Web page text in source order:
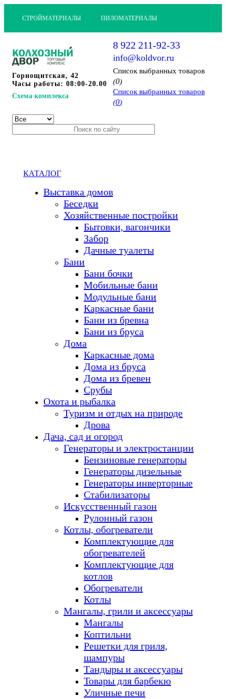
СТРОЙМАТЕРИАЛЫ ПИЛОМАТЕРИАЛЫ
Горнощитская, 42
Часы работы: 08:00-20.00
Схема комплекса
8 922 211-92-33
info@koldvor.ru
Cписок выбранных товаров
(0)
Cписок выбранных товаров
(0)
КАТАЛОГ
Выставка домов
Беседки
Хозяйственные постройки
Бытовки, вагончики
Забор
Дачные туалеты
Бани
Бани бочки
Мобильные бани
Модульные бани
Каркасные бани
Бани из бревна
Бани из бруса
Дома
Каркасные дома
Дома из бруса
Дома из бревен
Срубы
Охота и рыбалка
Туризм и отдых на природе
Дрова
Дача, сад и огород
Генераторы и электростанции
Бензиновые генераторы
Генераторы дизельные
Генераторы инверторные
Стабилизаторы
Искусственный газон
Рулонный газон
Котлы, обогреватели
Комплектующие для
обогревателей
Комплектующие для
котлов
Обогреватели
Котлы
Мангалы, грили и аксессуары
Мангалы
Коптильни
Решетки для гриля,
шампуры
Тандыры и аксессуары
Товары для барбекю
Уличные печи